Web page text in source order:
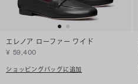
エレノア ローファー ワイド
¥ 59,400
ショッピングバッグに追加